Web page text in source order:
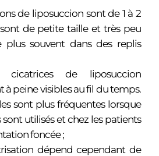
de liposuccion sont de 1 à 2
de petite taille et très peu
plus souvent dans des replis
de liposuccion
à peine visibles au fil du temps.
sont plus fréquentes lorsque
utilisés et chez les patients
foncée ;
dépend cependant de